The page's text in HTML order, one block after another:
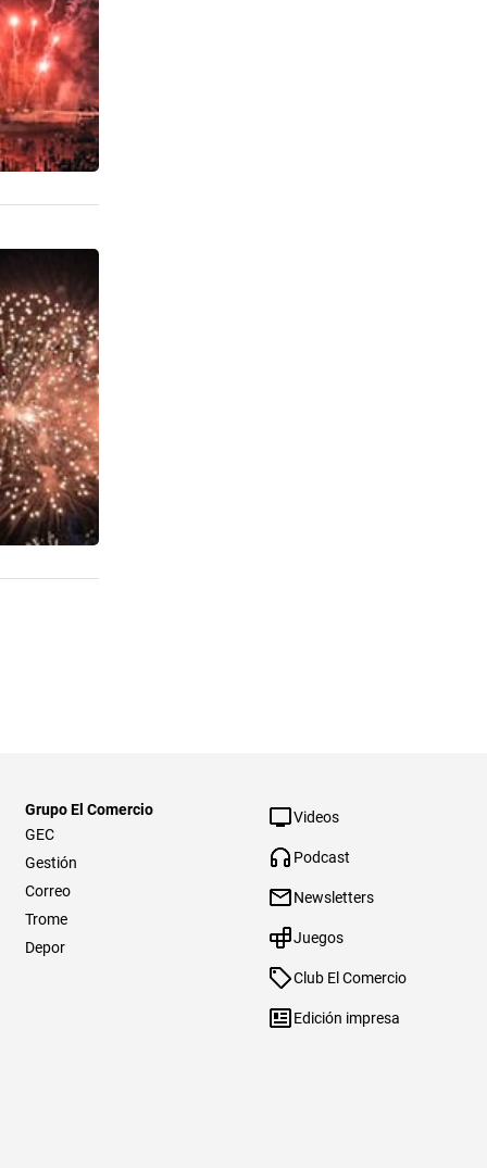
Grupo El Comercio
GEC
Gestión
Correo
Trome
Depor
Videos
Podcast
Newsletters
Juegos
Club El Comercio
Edición impresa